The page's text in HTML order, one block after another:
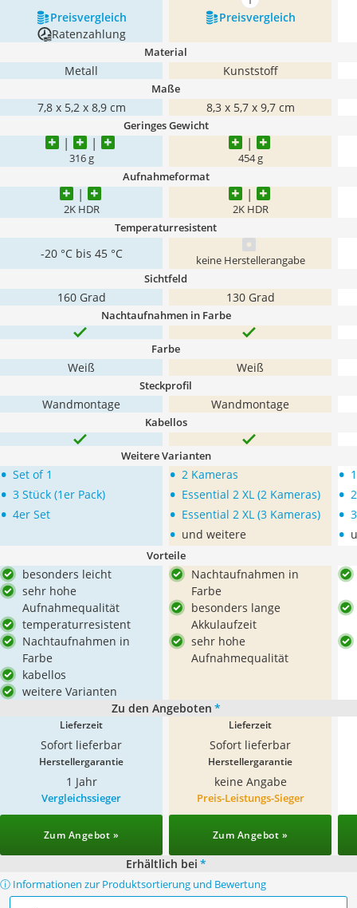
mehr anzeigen
Preis­vergleich
Preis­vergleich
Ratenzahlung
Material
Metall Kunststoff
Maße
7,8 x 5,2 x 8,9 cm 8,3 x 5,7 x 9,7 cm
Geringes Gewicht
316 g 454 g
Aufnahmeformat
2K HDR 2K HDR
Temperaturresistent
-20 °C bis 45 °C keine Herstellerangabe
Sichtfeld
160 Grad 130 Grad
Nachtaufnahmen in Farbe
Farbe
Weiß Weiß
Steckprofil
Wandmontage Wandmontage
Kabellos
Weitere Varianten
• Set of 1
• 3 Stück (1er Pack)
• 4er Set
• 2 Kameras
• Essential 2 XL (2 Kameras)
• Essential 2 XL (3 Kameras)
• und weitere
•
•
•
•
Vorteile
besonders leicht
sehr hohe
Aufnahmequalität
temperaturresistent
Nachtaufnahmen in
Farbe
kabellos
weitere Varianten
Nachtaufnahmen in
Farbe
besonders lange
Akkulaufzeit
sehr hohe
Aufnahmequalität
Zu den Angeboten *
Lieferzeit
Sofort lieferbar
Lieferzeit
Sofort lieferbar
Herstellergarantie
1 Jahr
Herstellergarantie
keine Angabe
Vergleichssieger
Zum Angebot »
Preis-Leistungs-Sieger
Zum Angebot »
Erhältlich bei *
ⓘ Informationen zur Produktsortierung und Bewertung